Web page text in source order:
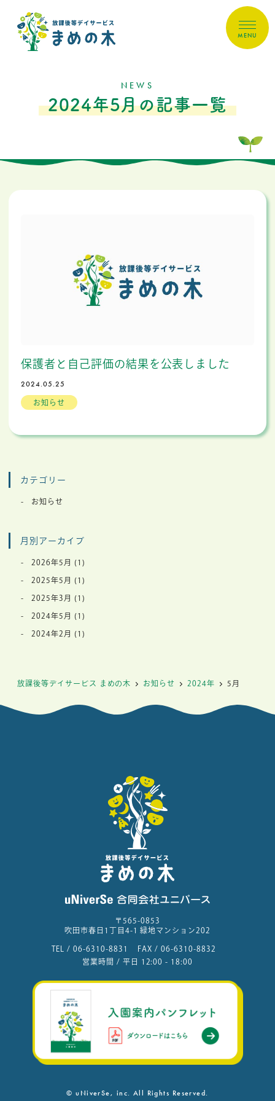
MENU
NEWS
2024年5月の記事一覧
保護者と自己評価の結果を公表しました
2024.05.25
お知らせ
カテゴリー
お知らせ
月別アーカイブ
2026年5月 (1)
2025年5月 (1)
2025年3月 (1)
2024年5月 (1)
2024年2月 (1)
放課後等デイサービス まめの木 お知らせ 2024年 5月
〒565-0853
吹田市春日1丁目4-1 緑地マンション202
TEL / 06-6310-8831 FAX /06-6310-8832
営業時間 / 平日 12:00 - 18:00
© uNiverSe, inc. All Rights Reserved.